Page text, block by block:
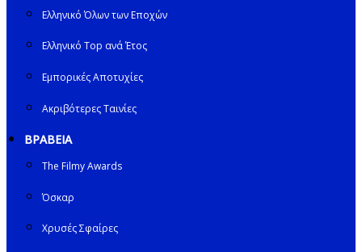
Ελληνικό Όλων των Εποχών
Ελληνικό Top ανά Έτος
Εμπορικές Αποτυχίες
Ακριβότερες Ταινίες
ΒΡΑΒΕΙΑ
The Filmy Awards
Όσκαρ
Χρυσές Σφαίρες